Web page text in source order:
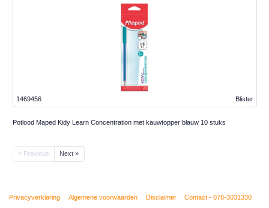
Blister
1469456
Potlood Maped Kidy Learn Concentration met kauwtopper blauw 10 stuks
« Previous Next »
Privacyverklaring Algemene voorwaarden Disclaimer Contact - 078-3031330